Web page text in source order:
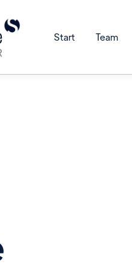
Start Team